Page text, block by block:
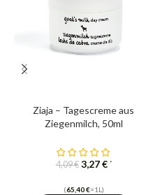
Ziaja – Tagescreme aus
Ziegenmilch, 50ml
4,09€ 3,27€ *
(65,40€=1L)